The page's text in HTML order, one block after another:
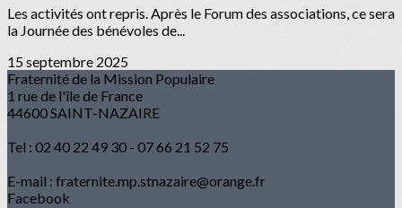
Les activités ont repris. Après le Forum des associations, ce sera
la Journée des bénévoles de...
15 septembre 2025
Fraternité de la Mission Populaire
1 rue de l'île de France
44600 SAINT-NAZAIRE
Tel : 02 40 22 49 30 - 07 66 21 52 75
E-mail : fraternite.mp.stnazaire@orange.fr
Facebook